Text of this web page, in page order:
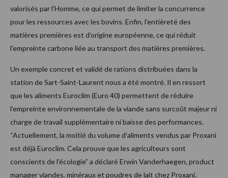
valorisés par l’Homme, ce qui permet de limiter la concurrence
pour les ressources avec les bovins. Enfin, l’entièreté des
matières premières est d’origine européenne, ce qui réduit
l’empreinte carbone liée au transport des matières premières.
Un exemple concret et validé de rations distribuées dans la
station de Sart-Saint-Laurent nous a été montré. Il en ressort
que les aliments Euroclim (Euro 40) permettent de réduire
l’empreinte environnementale de la viande sans surcoût majeur ni
charge de travail supplémentaire ni baisse des performances.
“Actuellement, la moitié du volume d’aliments vendus par Proxani
est déjà Euroclim. Cela prouve que les agriculteurs sont
conscients de l’écologie” a déclaré Erwin Vanderhaegen, product
manager viandes, minéraux et poudres de lait chez Proxani.